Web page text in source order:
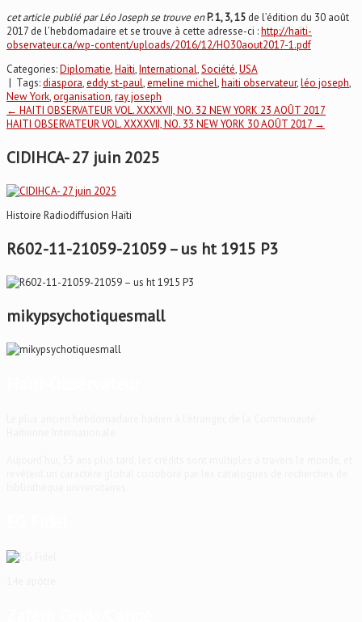
cet article publié par Léo Joseph se trouve enP. 1, 3, 15 de l’édition du 30 août
2017 de l’hebdomadaire et se trouve à cette adresse-ci :http://haiti-
observateur.ca/wp-content/uploads/2016/12/HO30aout2017-1.pdf
Categories:Diplomatie,Haïti,International,Société,USA
| Tags:diaspora,eddy st-paul,emeline michel,haiti observateur,léo joseph,
New York,organisation,ray joseph
Post
navigation
← HAITI OBSERVATEUR VOL. XXXXVII, NO. 32 NEW YORK 23 AOÛT 2017
HAITI OBSERVATEUR VOL. XXXXVII, NO. 33 NEW YORK 30 AOÛT 2017 →
CIDIHCA- 27 juin 2025
Histoire Radiodiffusion Haïti
R602-11-21059-21059 – us ht 1915 P3
mikypsychotiquesmall